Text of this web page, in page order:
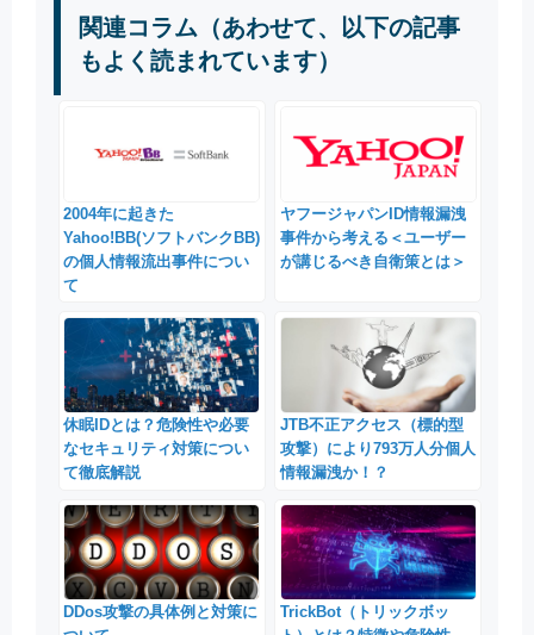
関連コラム（あわせて、以下の記事
もよく読まれています）
2004年に起きた
Yahoo!BB(ソフトバンクBB)
の個人情報流出事件につい
て
ヤフージャパンID情報漏洩
事件から考える＜ユーザー
が講じるべき自衛策とは＞
休眠IDとは？危険性や必要
なセキュリティ対策につい
て徹底解説
JTB不正アクセス（標的型
攻撃）により793万人分個人
情報漏洩か！？
DDos攻撃の具体例と対策に
TrickBot（トリックボッ